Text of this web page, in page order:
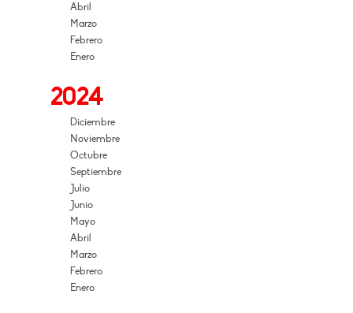
Abril
Marzo
Febrero
Enero
2024
Diciembre
Noviembre
Octubre
Septiembre
Julio
Junio
Mayo
Abril
Marzo
Febrero
Enero